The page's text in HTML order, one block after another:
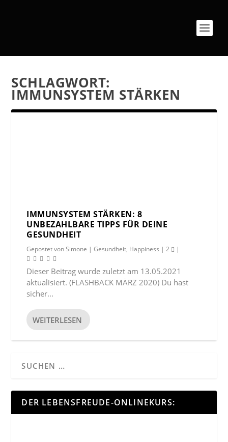
SCHLAGWORT:
IMMUNSYSTEM STÄRKEN
IMMUNSYSTEM STÄRKEN: 8
UNBEZAHLBARE TIPPS FÜR DEINE
GESUNDHEIT
Gepostet vonSimone |Gesundheit, Happiness |2 |
Dieser Beitrag wurde zuletzt am 13.05.2021
aktualisiert. (FLASHBACK MÄRZ 2020) Du hast
sicher...
WEITERLESEN
DER LEBENSFREUDE-ONLINEKURS: